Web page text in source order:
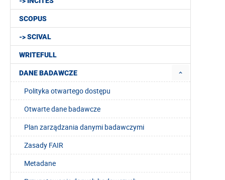
SCOPUS
-> SCIVAL
WRITEFULL
DANE BADAWCZE
Polityka otwartego dostępu
Otwarte dane badawcze
Plan zarządzania danymi badawczymi
Zasady FAIR
Metadane